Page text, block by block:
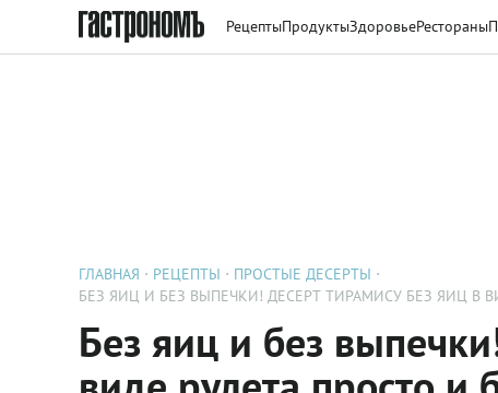
РецептыПродуктыЗдоровьеРестораны
ГЛАВНАЯ РЕЦЕПТЫ
ПРОСТЫЕ ДЕСЕРТЫ
БЕЗ ЯИЦ И БЕЗ ВЫПЕЧКИ! ДЕСЕРТ ТИРАМИСУ БЕЗ ЯИЦ В
Без яиц и без